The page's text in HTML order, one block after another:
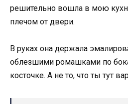
решительно вошла в мою
плечом от двери.
В руках она держала
облезшими ромашками по
косточке. А не то, что ты тут